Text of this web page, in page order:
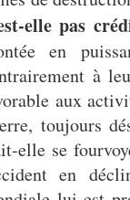
elle pas
en
à
aux
toujours
elle se
en